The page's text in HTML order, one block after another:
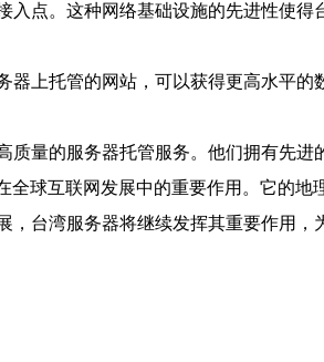
点。这种网络基础设施的先进性使得
上托管的网站，可以获得更高水平的
量的服务器托管服务。他们拥有先
球互联网发展中的重要作用。它的
台湾服务器将继续发挥其重要作用，